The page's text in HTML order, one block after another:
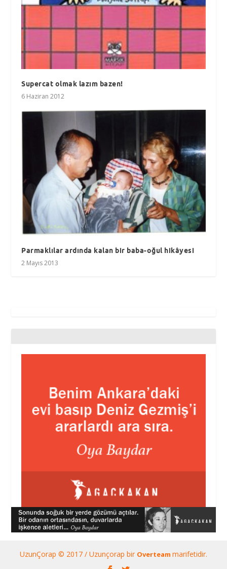
Supercat olmak lazım bazen!
6 Haziran 2012
Parmaklılar ardında kalan bir baba-oğul hikâyesi
2 Mayıs 2013
UzunÇorap © 2017 / Uzunçorap bir Overteam marifetidir.